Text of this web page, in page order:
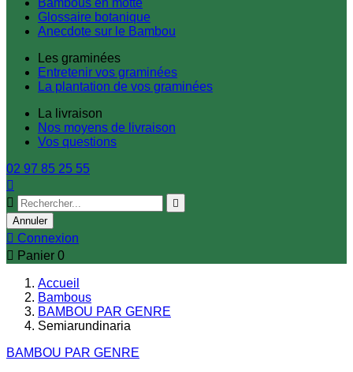
Bambous en motte
Glossaire botanique
Anecdote sur le Bambou
Les graminées
Entretenir vos graminées
La plantation de vos graminées
La livraison
Nos moyens de livraison
Vos questions
02 97 85 25 55



Annuler
 Connexion
 Panier 0
Accueil
Bambous
BAMBOU PAR GENRE
Semiarundinaria
BAMBOU PAR GENRE